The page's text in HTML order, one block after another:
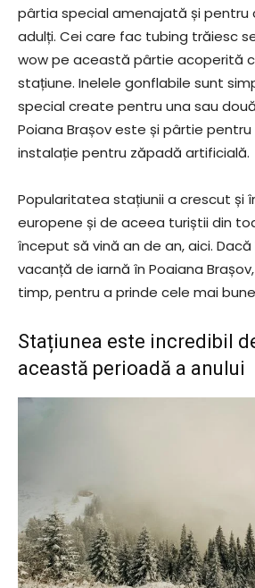
pârtia special amenajată și pentru
adulți. Cei care fac tubing trăiesc
wow pe această pârtie acoperită
stațiune. Inelele gonflabile sunt
special create pentru una sau
Poiana Brașov este și pârtie pentru
instalație pentru zăpadă artificială.
Popularitatea stațiunii a crescut și
europene și de aceea turiștii din
început să vină an de an, aici.
vacanță de iarnă în Poaiana
timp, pentru a prinde cele mai
Stațiunea este incredibil
această perioadă a anului